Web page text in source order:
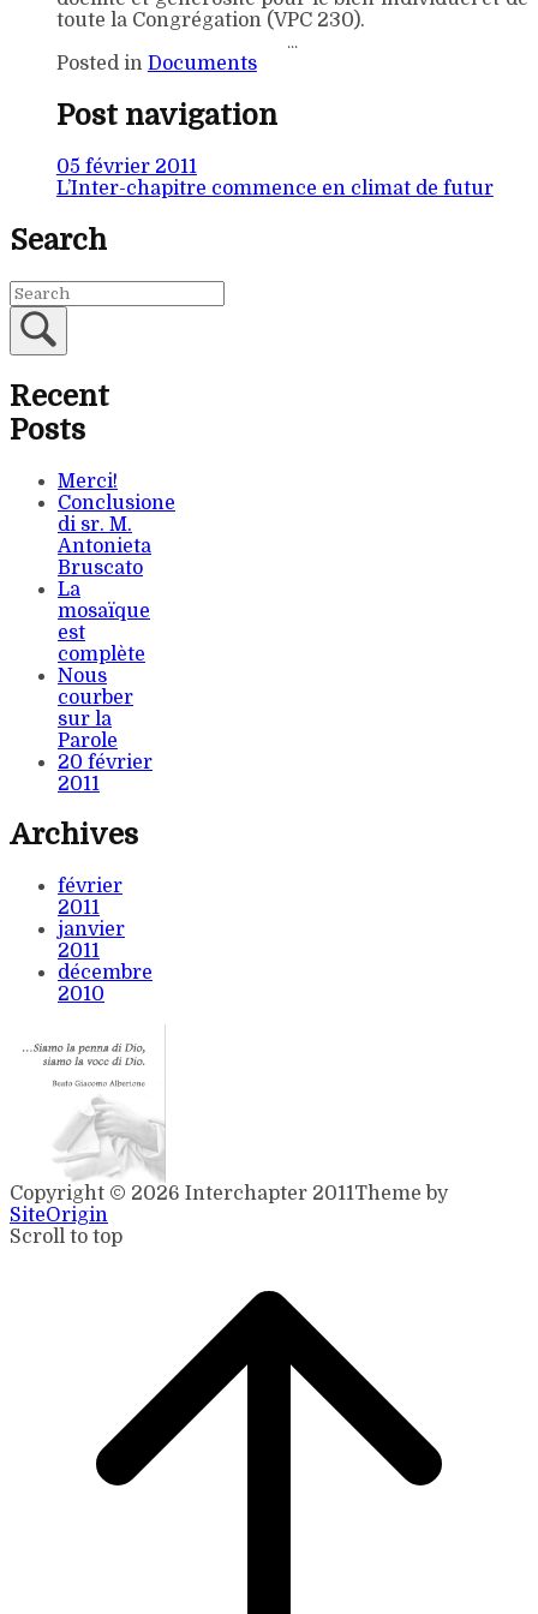
toute la Congrégation (VPC 230).
…
Posted in Documents
Post navigation
05 février 2011
L’Inter-chapitre commence en climat de futur
Search
Recent
Posts
Merci!
Conclusione
di sr. M.
Antonieta
Bruscato
La
mosaïque
est
complète
Nous
courber
sur la
Parole
20 février
2011
Archives
février
2011
janvier
2011
décembre
2010
Copyright © 2026 Interchapter 2011Theme by
SiteOrigin
Scroll to top